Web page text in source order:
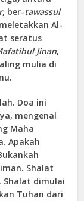
, ber-tawassul
Al-
seratus
Jinan,
mulia di
Doa ini
mengenal
Maha
Apakah
Shalat
Shalat dimulai
Tuhan dari